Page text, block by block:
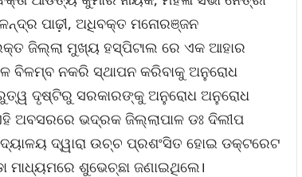
ପାଢ଼ୀ, ଅଧିବକ୍ତ ମନୋରଞ୍ଜନ
ଜିଲ୍ଲା ମୁଖ୍ୟ ହସ୍ପିଟାଲ ରେ ଏକ ଆହାର
ବିଳମ୍ବ ନକରି ସ୍ଥାପନ କରିବାକୁ ଅନୁରୋଧ
ଦୃଷ୍ଟିରୁ ସରକାରଙ୍କୁ ଅନୁରୋଧ ଅନୁରୋଧ
ଅବସରରେ ଭଦ୍ରକ ଜିଲ୍ଲାପାଳ ଡଃ ଦିଲୀପ
ଦ୍ୱାରା ଉଚ୍ଚ ପ୍ରଶଂସିତ ହୋଇ ଡକ୍ଟରେଟ
ମାଧ୍ୟମରେ ଶୁଭେଚ୍ଛା ଜଣାଇଥିଲେ।